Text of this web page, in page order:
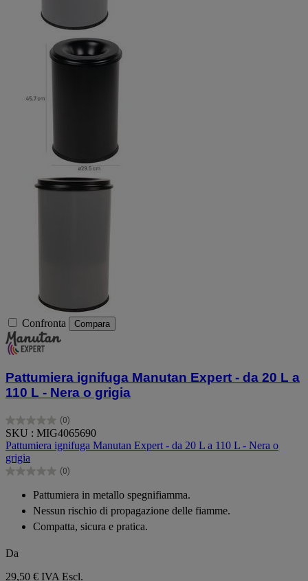
Confronta Compara
Pattumiera ignifuga Manutan Expert - da 20 L a
110 L - Nera o grigia
(0)
0.0
su
5
stelle.
SKU : MIG4065690
Pattumiera ignifuga Manutan Expert - da 20 L a 110 L - Nera o
grigia
(0)
0.0
stelle.
Pattumiera in metallo spegnifiamma.
Nessun rischio di propagazione delle fiamme.
Compatta, sicura e pratica.
Da
29,50 € IVA Escl.